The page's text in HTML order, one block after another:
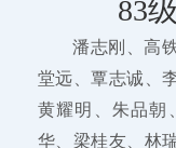
83
潘志刚、高
堂远、覃志诚、
黄耀明、朱品朝
华、梁桂友、林